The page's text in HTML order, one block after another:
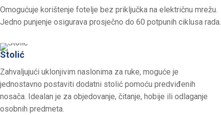
Omogućuje korištenje fotelje bez priključka na električnu mrežu.
Jedno punjenje osigurava prosječno do 60 potpunih ciklusa rada.
Stolić
Zahvaljujući uklonjivim naslonima za ruke, moguće je
jednostavno postaviti dodatni stolić pomoću predviđenih
nosača. Idealan je za objedovanje, čitanje, hobije ili odlaganje
osobnih predmeta.